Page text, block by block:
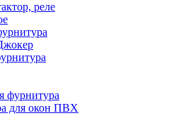
реле
фурнитура
для окон ПВХ